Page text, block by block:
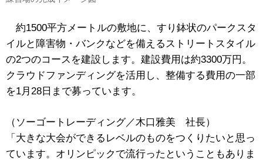
約1500平方メートルの敷地に、すり鉢状のパークスタ
イルと障害物・バンクなどを備えるストリートスタイル
の2つのコースを建設します。建設費用は約3300万円。
クラウドファンディングを活用し、整備する費用の一部
を1月28日まで募っています。
（ソーゴートレーディング／木口雅美 社長）
「大きな大会ができるレベルのものをつくりたいと思っ
ています。オリンピックで流行ったということもありま